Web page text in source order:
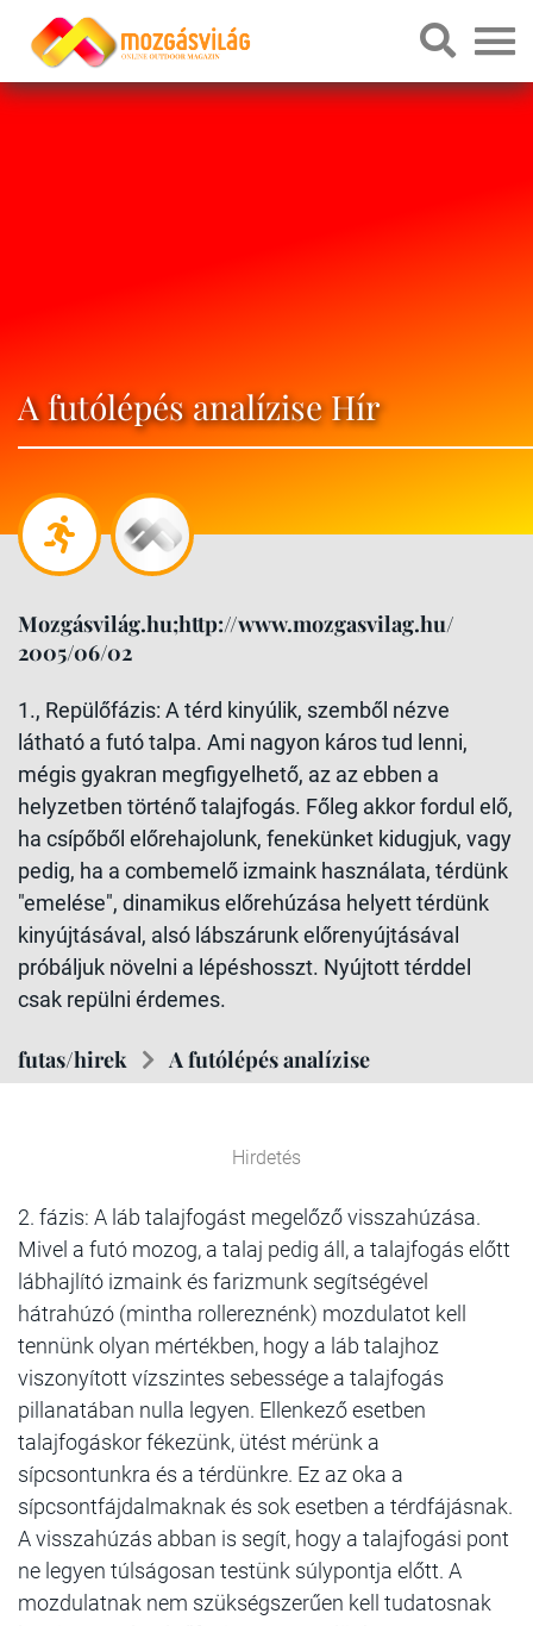
A futólépés analízise Hír
Mozgásvilág.hu;http://www.mozgasvilag.hu/
2005/06/02
1., Repülőfázis: A térd kinyúlik, szemből nézve
látható a futó talpa. Ami nagyon káros tud lenni,
mégis gyakran megfigyelhető, az az ebben a
helyzetben történő talajfogás. Főleg akkor fordul elő,
ha csípőből előrehajolunk, fenekünket kidugjuk, vagy
pedig, ha a combemelő izmaink használata, térdünk
"emelése", dinamikus előrehúzása helyett térdünk
kinyújtásával, alsó lábszárunk előrenyújtásával
próbáljuk növelni a lépéshosszt. Nyújtott térddel
csak repülni érdemes.
futas/hirek A futólépés analízise
Hirdetés
2. fázis: A láb talajfogást megelőző visszahúzása.
Mivel a futó mozog, a talaj pedig áll, a talajfogás előtt
lábhajlító izmaink és farizmunk segítségével
hátrahúzó (mintha rollereznénk) mozdulatot kell
tennünk olyan mértékben, hogy a láb talajhoz
viszonyított vízszintes sebessége a talajfogás
pillanatában nulla legyen. Ellenkező esetben
talajfogáskor fékezünk, ütést mérünk a
sípcsontunkra és a térdünkre. Ez az oka a
sípcsontfájdalmaknak és sok esetben a térdfájásnak.
A visszahúzás abban is segít, hogy a talajfogási pont
ne legyen túlságosan testünk súlypontja előtt. A
mozdulatnak nem szükségszerűen kell tudatosnak